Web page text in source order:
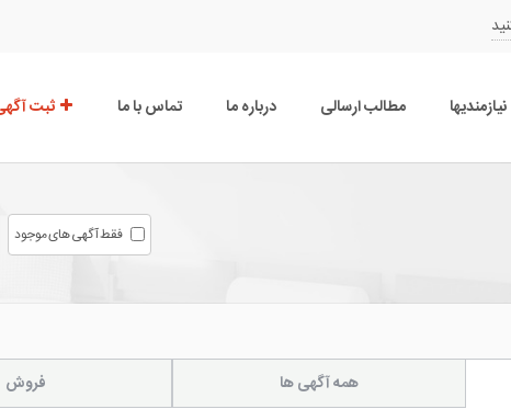
نیازمندیها مطالب ارسالی درباره ما تماس با ما ثبت
فقط آگهی های موجود
همه آگهی ها فروش